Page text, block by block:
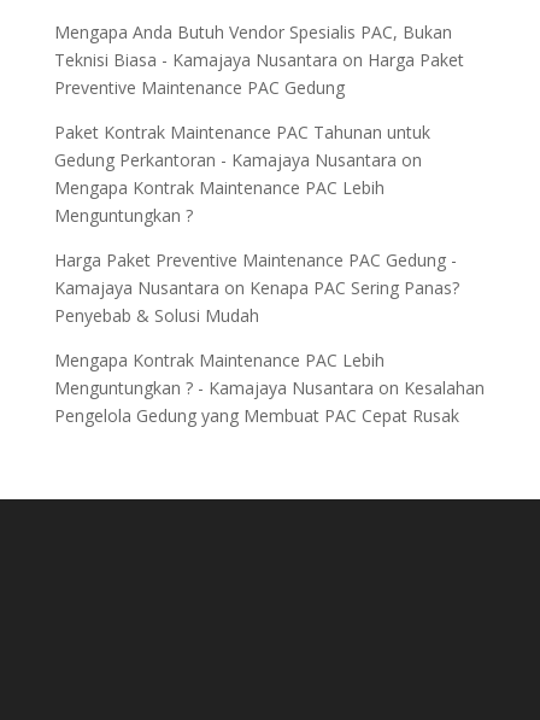
Mengapa Anda Butuh Vendor Spesialis PAC, Bukan
Teknisi Biasa - Kamajaya Nusantara on Harga Paket
Preventive Maintenance PAC Gedung
Paket Kontrak Maintenance PAC Tahunan untuk
Gedung Perkantoran - Kamajaya Nusantara on
Mengapa Kontrak Maintenance PAC Lebih
Menguntungkan ?
Harga Paket Preventive Maintenance PAC Gedung -
Kamajaya Nusantara on Kenapa PAC Sering Panas?
Penyebab & Solusi Mudah
Mengapa Kontrak Maintenance PAC Lebih
Menguntungkan ? - Kamajaya Nusantara on Kesalahan
Pengelola Gedung yang Membuat PAC Cepat Rusak